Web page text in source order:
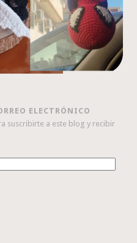
ELECTRÓNICO
suscribirte a este blog y recibir